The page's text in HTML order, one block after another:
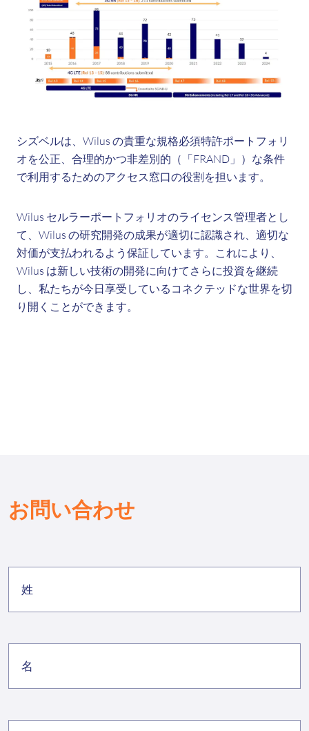
シズベルは、Wilus の貴重な規格必須特許ポートフォリ
オを公正、合理的かつ非差別的（「FRAND」）な条件
で利用するためのアクセス窓口の役割を担います。
Wilus セルラーポートフォリオのライセンス管理者とし
て、Wilus の研究開発の成果が適切に認識され、適切な
対価が支払われるよう保証しています。これにより、
Wilus は新しい技術の開発に向けてさらに投資を継続
し、私たちが今日享受しているコネクテッドな世界を切
り開くことができます。
お問い合わせ